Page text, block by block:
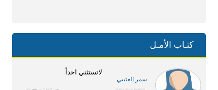
كتـاب الأمـل
لاتستثني احداً
سمر العتيبي